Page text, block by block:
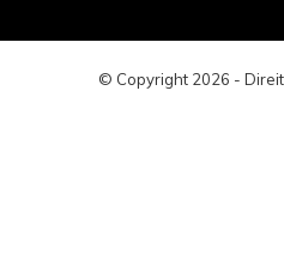
© Copyright 2026 -